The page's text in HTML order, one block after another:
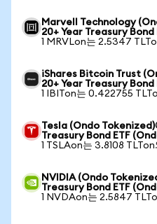
Marvell Technology
20+ Year Treasury
1 MRVLon는 2.5347
iShares Bitcoin Trust
20+ Year Treasury
1 IBITon는 0.422755
Tesla (Ondo Tokenized)
Treasury Bond ETF
1 TSLAon는 3.8108 TLTon
NVIDIA (Ondo
Treasury Bond ETF
1 NVDAon는 2.5847